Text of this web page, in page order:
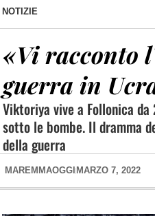
NOTIZIE
«Vi racconto
guerra in
Viktoriya vive a Follonica
sotto le bombe. Il dramma
della guerra
MAREMMAOGGI MARZO 7, 2022